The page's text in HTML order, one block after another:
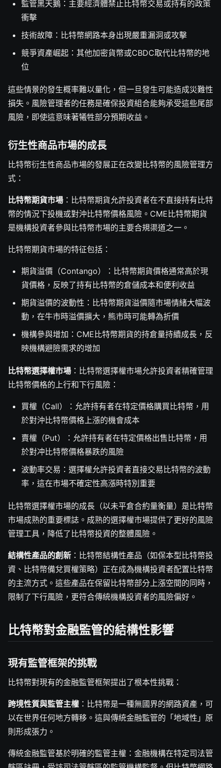
監管黑天鵝：主要經濟體禁止比特幣交易或持有的政策
衝擊
技術故障：比特幣網路本身出現嚴重漏洞或攻擊
競爭資產崛起：其他加密貨幣或CBDC取代比特幣的地
位
這些情景的發生概率難以量化，但一旦發生可能造成災難性
損失。風險管理者的任務是確保投資組合能夠承受這些尾部
風險，即使這意味著犧牲部分預期收益。
衍生性商品市場的成長
比特幣衍生性商品市場的發展正在改變比特幣的風險管理方
式：
比特幣期貨市場 ：比特幣期貨允許投資者在不直接持有比特
幣的情況下投機或對沖比特幣價格風險。CME比特幣期貨
是機構投資者參與比特幣市場的主要合規渠道之一。
比特幣期貨市場的特征包括：
期貨溢價（Contango）：比特幣期貨價格通常高於現
貨價格，反映了持有比特幣的倉儲成本和便利收益
期貨溢價的波動性：比特幣期貨溢價隨市場情緒大幅波
動，在牛市時溢價擴大，熊市時可能轉為折價
機構參與增加：CME比特幣期貨的持倉量持續成長，反
映機構避險需求的增加
比特幣選擇權市場 ：比特幣選擇權市場允許投資者精確管理
比特幣價格的上行和下行風險：
買權（Call）：允許持有者在特定價格購買比特幣，用
於對沖比特幣價格上漲的機會成本
賣權（Put）：允許持有者在特定價格出售比特幣，用
於對冲比特幣價格暴跌的風險
波動率交易：選擇權允許投資者直接交易比特幣的波動
率，這在市場不確定性高漲時特別重要
比特幣選擇權市場的成長（以未平倉合約量衡量）是比特幣
市場成熟的重要標誌。成熟的選擇權市場提供了更好的風險
管理工具，降低了比特幣投資的整體風險。
結構性產品的創新 ：比特幣結構性產品（如保本型比特幣投
資、比特幣備兌買權策略）正在成為機構投資者配置比特幣
的主流方式。這些產品在保留比特幣部分上漲空間的同時，
限制了下行風險，更符合傳統機構投資者的風險偏好。
比特幣對金融監管的結構性影響
現有監管框架的挑戰
比特幣對現有的金融監管框架提出了根本性挑戰：
跨境性質與監管主權 ：比特幣是一種無國界的網路資產，可
以在世界任何地方轉移。這與傳統金融監管的「地域性」原
則形成張力。
傳統金融監管基於明確的監管主權：金融機構在特定司法管